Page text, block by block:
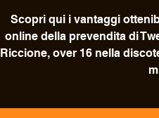
Scopri qui i vantaggi
online della prevendita di
Riccione, over 16 nella